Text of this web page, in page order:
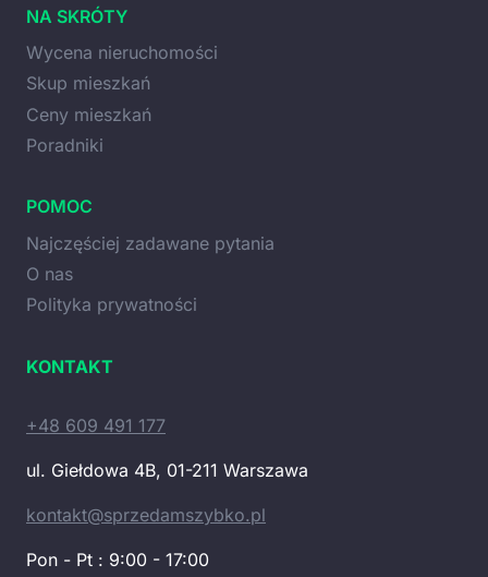
NA SKRÓTY
Wycena nieruchomości
Skup mieszkań
Ceny mieszkań
Poradniki
POMOC
Najczęściej zadawane pytania
O nas
Polityka prywatności
KONTAKT
+48 609 491 177
ul. Giełdowa 4B, 01-211 Warszawa
kontakt@sprzedamszybko.pl
Pon - Pt : 9:00 - 17:00